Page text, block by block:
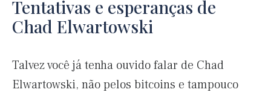
Tentativas e esperanças de
Chad Elwartowski
Talvez você já tenha ouvido falar de Chad
Elwartowski, não pelos bitcoins e tampouco